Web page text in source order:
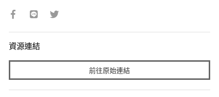
資源連結
前往原始連結